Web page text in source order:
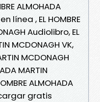
ALMOHADA
línea , EL HOMBRE
Audiolibro, EL
MCDONAGH VK,
MCDONAGH
MARTIN
ALMOHADA
gratis